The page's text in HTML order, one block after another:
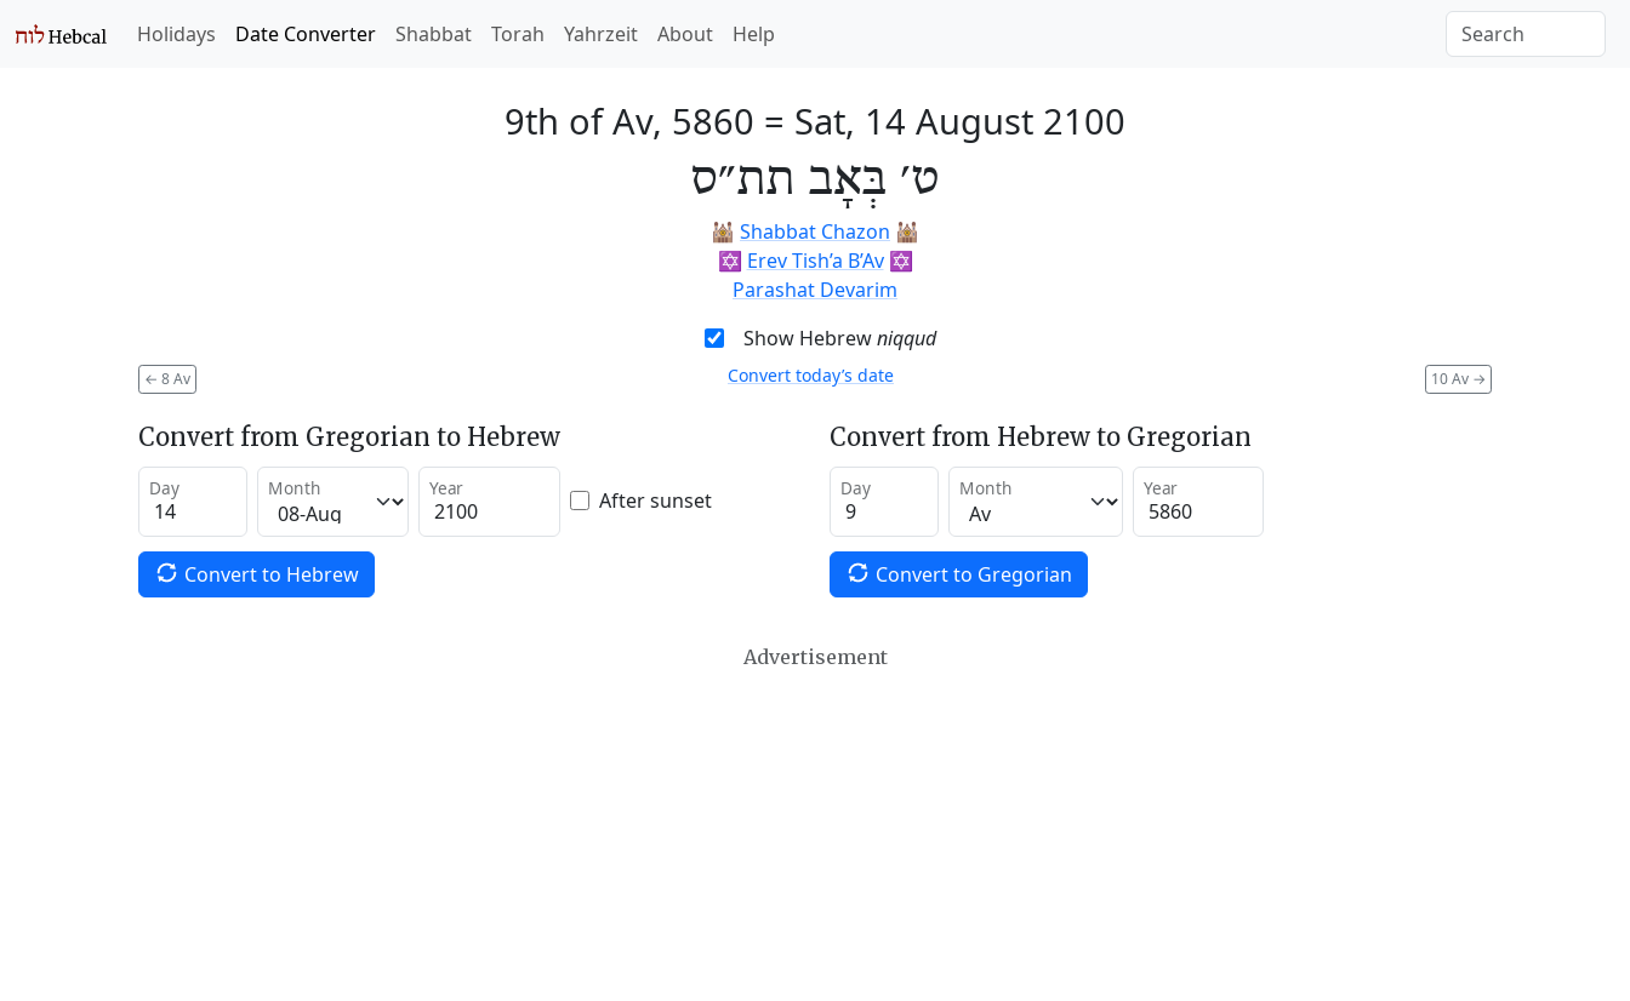
Holidays Date Converter Shabbat Torah Yahrzeit About Help
9th of Av, 5860 = Sat, 14 August 2100
ט׳ בְּאָב תת״ס
🕍 Shabbat Chazon 🕍
✡️ Erev Tish’a B’Av✡️
Parashat Devarim
Show Hebrewniqqud
← 8 Av 10 Av →
Convert today’s date
Convert from Gregorian to Hebrew
Day Month Year After sunset
Convert to Hebrew
Convert from Hebrew to Gregorian
Day Month Year
Convert to Gregorian
Advertisement